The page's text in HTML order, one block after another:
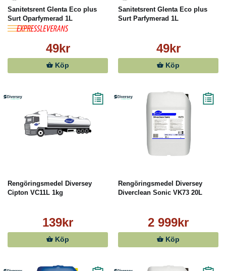
Sanitetsrent Glenta Eco plus
Surt Oparfymerad 1L
49kr
Köp
Sanitetsrent Glenta Eco plus
Surt Parfymerad 1L
49kr
Köp
Rengöringsmedel Diversey
Cipton VC11L 1kg
139kr
Köp
Rengöringsmedel Diversey
Diverclean Sonic VK73 20L
2 999kr
Köp